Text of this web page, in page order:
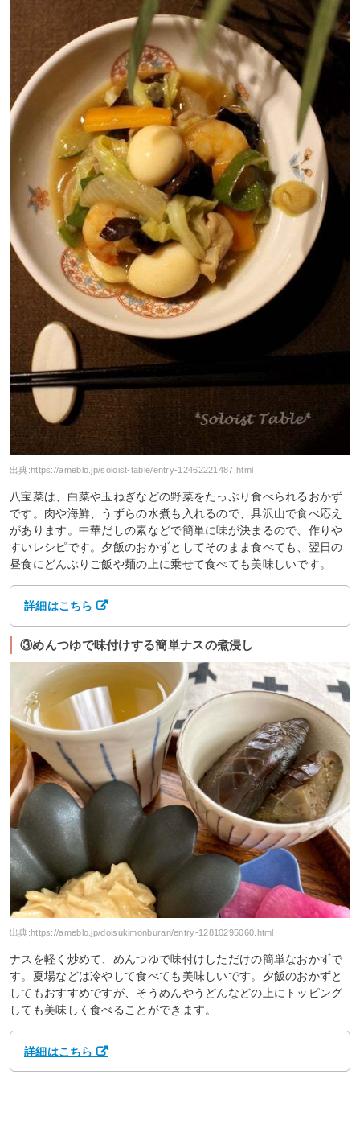
出典: https://ameblo.jp/soloist-table/entry-12462221487.html
八宝菜は、白菜や玉ねぎなどの野菜をたっぷり食べられるおかず
です。肉や海鮮、うずらの水煮も入れるので、具沢山で食べ応え
があります。中華だしの素などで簡単に味が決まるので、作りや
すいレシピです。夕飯のおかずとしてそのまま食べても、翌日の
昼食にどんぶりご飯や麺の上に乗せて食べても美味しいです。
詳細はこちら
③めんつゆで味付けする簡単ナスの煮浸し
出典:https://ameblo.jp/doisukimonburan/entry-12810295060.html
ナスを軽く炒めて、めんつゆで味付けしただけの簡単なおかずで
す。夏場などは冷やして食べても美味しいです。夕飯のおかずと
してもおすすめですが、そうめんやうどんなどの上にトッピング
しても美味しく食べることができます。
詳細はこちら